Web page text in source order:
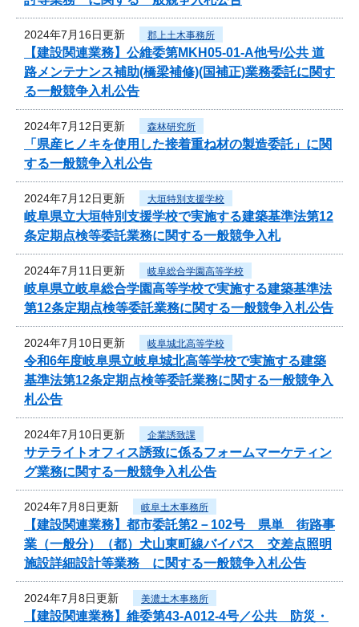
2024年7月16日更新 郡上土木事務所
【建設関連業務】公維委第MKH05-01-A他号/公共 道
路メンテナンス補助(橋梁補修)(国補正)業務委託に関す
る一般競争入札公告
2024年7月12日更新 森林研究所
「県産ヒノキを使用した接着重ね材の製造委託」に関
する一般競争入札公告
2024年7月12日更新 大垣特別支援学校
岐阜県立大垣特別支援学校で実施する建築基準法第12
条定期点検等委託業務に関する一般競争入札
2024年7月11日更新 岐阜総合学園高等学校
岐阜県立岐阜総合学園高等学校で実施する建築基準法
第12条定期点検等委託業務に関する一般競争入札公告
2024年7月10日更新 岐阜城北高等学校
令和6年度岐阜県立岐阜城北高等学校で実施する建築
基準法第12条定期点検等委託業務に関する一般競争入
札公告
2024年7月10日更新 企業誘致課
サテライトオフィス誘致に係るフォームマーケティン
グ業務に関する一般競争入札公告
2024年7月8日更新 岐阜土木事務所
【建設関連業務】都市委託第2－102号 県単 街路事
業（一般分）（都）犬山東町線バイパス 交差点照明
施設詳細設計等業務 に関する一般競争入札公告
2024年7月8日更新 美濃土木事務所
【建設関連業務】維委第43-A012-4号／公共 防災・